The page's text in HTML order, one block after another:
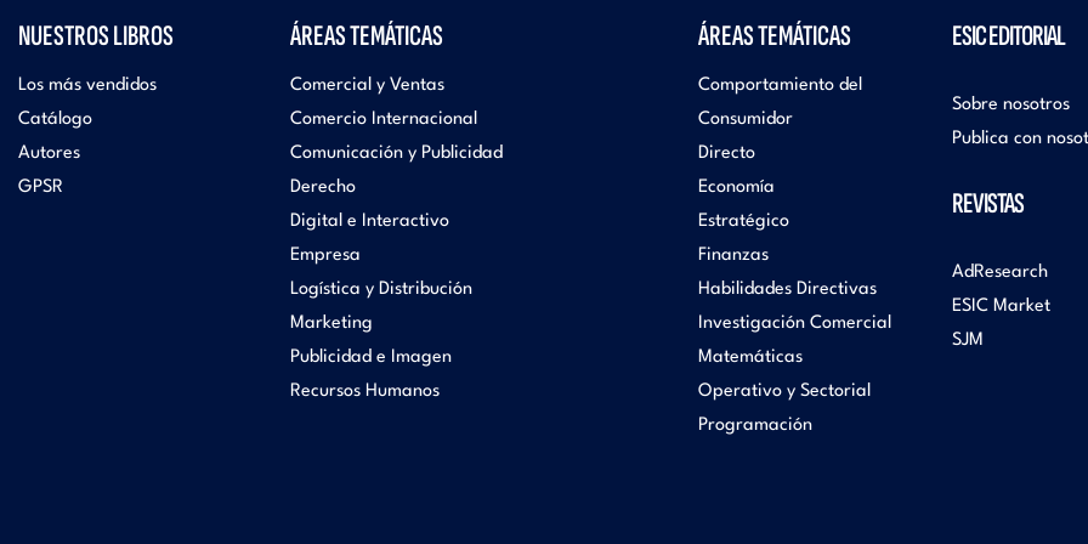
NUESTROS LIBROS
Los más vendidos
Catálogo
Autores
GPSR
ÁREAS TEMÁTICAS
Comercial y Ventas
Comercio Internacional
Comunicación y Publicidad
Derecho
Digital e Interactivo
Empresa
Logística y Distribución
Marketing
Publicidad e Imagen
Recursos Humanos
ÁREAS TEMÁTICAS
Comportamiento del
Consumidor
Directo
Economía
Estratégico
Finanzas
Habilidades Directivas
Investigación Comercial
Matemáticas
Operativo y Sectorial
Programación
ESIC EDITORIAL
Sobre nosotros
Publica con
REVISTAS
AdResearch
ESIC Market
SJM